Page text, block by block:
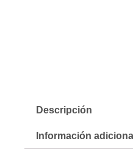
Descripción
Información adicional